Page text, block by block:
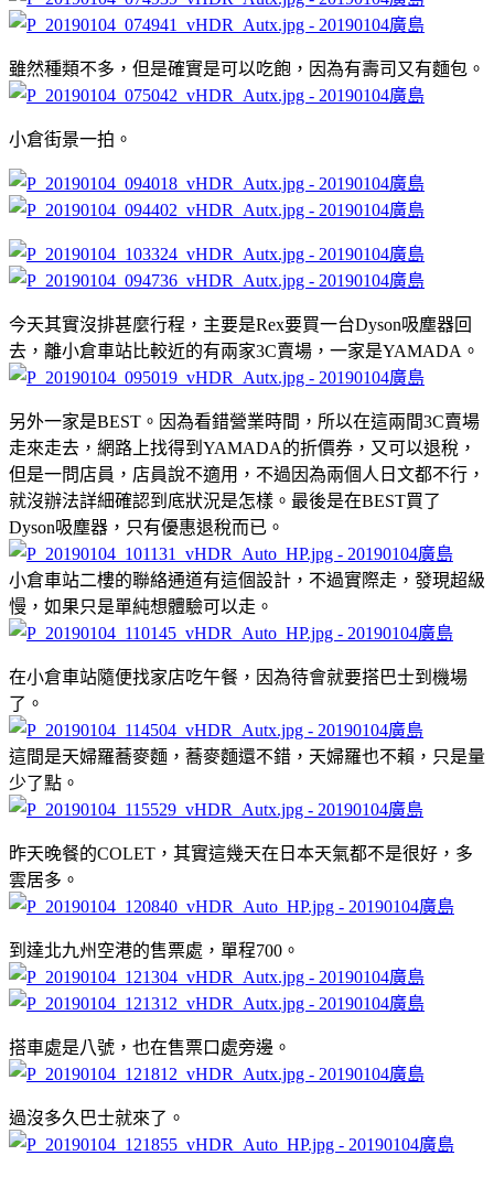
雖然種類不多，但是確實是可以吃飽，因為有壽司又有麵包。
小倉街景一拍。
今天其實沒排甚麼行程，主要是Rex要買一台Dyson吸塵器回
去，離小倉車站比較近的有兩家3C賣場，一家是YAMADA。
另外一家是BEST。因為看錯營業時間，所以在這兩間3C賣場
走來走去，網路上找得到YAMADA的折價券，又可以退稅，
但是一問店員，店員說不適用，不過因為兩個人日文都不行，
就沒辦法詳細確認到底狀況是怎樣。最後是在BEST買了
Dyson吸塵器，只有優惠退稅而已。
小倉車站二樓的聯絡通道有這個設計，不過實際走，發現超級
慢，如果只是單純想體驗可以走。
在小倉車站隨便找家店吃午餐，因為待會就要搭巴士到機場
了。
這間是天婦羅蕎麥麵，蕎麥麵還不錯，天婦羅也不賴，只是量
少了點。
昨天晚餐的COLET，其實這幾天在日本天氣都不是很好，多
雲居多。
到達北九州空港的售票處，單程700。
搭車處是八號，也在售票口處旁邊。
過沒多久巴士就來了。